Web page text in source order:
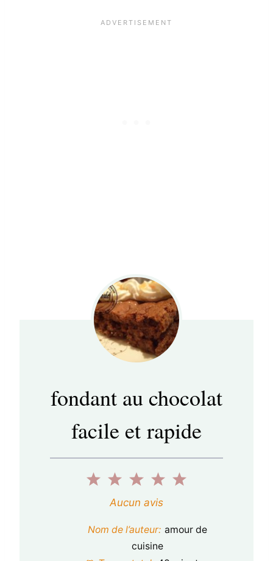
fondant au chocolat
facile et rapide
5
t
4
t
3
é
t
o
2
é
t
1
t
Aucun avis
Nom de l’auteur: amour de
cuisine